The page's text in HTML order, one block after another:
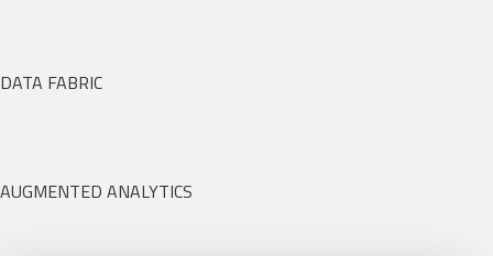
DATA FABRIC
AUGMENTED ANALYTICS